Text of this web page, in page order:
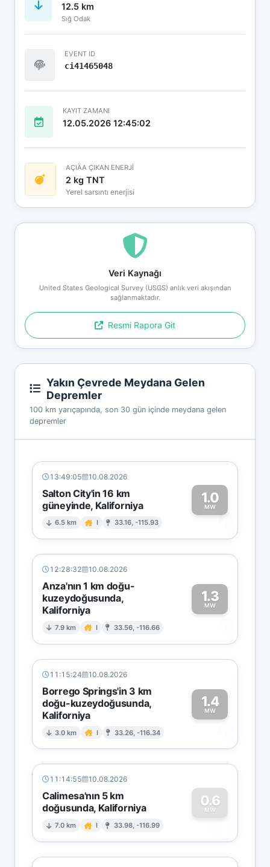
12.5 km
Sığ Odak
EVENT ID
ci41465048
KAYIT ZAMANI
12.05.2026 12:45:02
AÇIÄA ÇIKAN ENERJİ
2 kg TNT
Yerel sarsıntı enerjisi
Veri Kaynağı
United States Geological Survey (USGS) anlık veri akışından
sağlanmaktadır.
Resmi Rapora Git
Yakın Çevrede Meydana Gelen
Depremler
100 km yarıçapında, son 30 gün içinde meydana gelen
depremler
13:49:05 10.08.2026
Salton City'in 16 km
güneyinde, Kaliforniya
6.5 km I 33.16, -115.93
1.0
MW1
12:28:32 10.08.2026
Anza'nın 1 km doğu-
kuzeydoğusunda,
Kaliforniya
7.9 km I 33.56, -116.66
1.3
MW
1
11:15:24 10.08.2026
Borrego Springs'in 3 km
doğu-kuzeydoğusunda,
Kaliforniya
3.0 km I 33.26, -116.34
1.4
MW
1
11:14:55 10.08.2026
Calimesa'nın 5 km
doğusunda, Kaliforniya
7.0 km I 33.98, -116.99
0.6
MW
0